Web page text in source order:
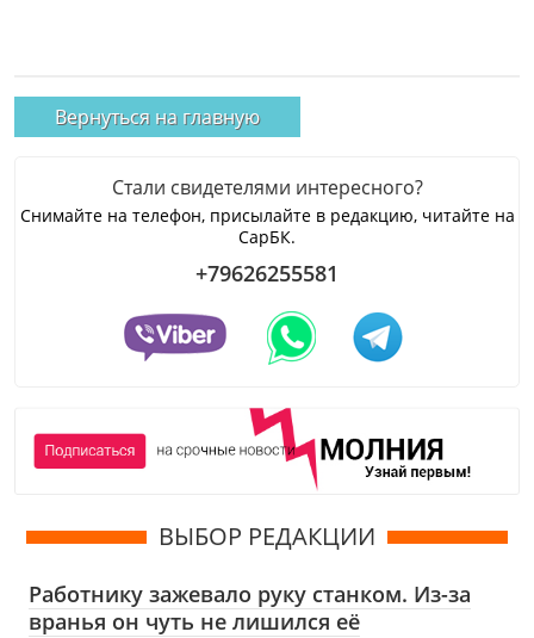
Вернуться на главную
Стали свидетелями интересного?
Снимайте на телефон, присылайте в редакцию, читайте на
СарБК.
+79626255581
ВЫБОР РЕДАКЦИИ
Работнику зажевало руку станком. Из-за
вранья он чуть не лишился её